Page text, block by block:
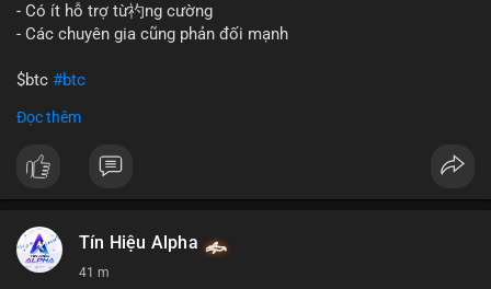
gây sốc thanh khoản tức thời, nhưng vẫn đủ sức tạo biến động
tâm lý ngắn hạn nếu hướng đến sàn tập trung.
Lời khuyên cho nhà đầu tư nhỏ lẻ:
hướng đi của dòng tiền. Tránh hành động theo cảm xúc, ưu
rõ ràng về đích đến của số BTC này.
#dongtienlon
- Có ít hỗ trợ từ礿ng cường
- Các chuyên gia cũng phản đối mạnh
$btc #btc
#vlikevn
📰 Nguồn: CoinDesk
Đọc thêm
Tín Hiệu Alpha
41 m